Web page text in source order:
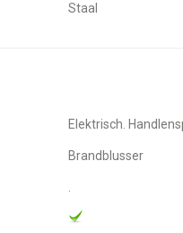
Staal
Elektrisch.
Brandblusser
.